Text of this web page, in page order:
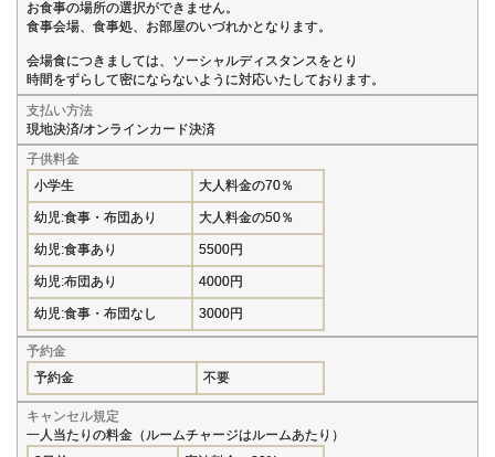
お食事の場所の選択ができません。
食事会場、食事処、お部屋のいづれかとなります。
会場食につきましては、ソーシャルディスタンスをとり
時間をずらして密にならないように対応いたしております。
支払い方法
現地決済/オンラインカード決済
子供料金
小学生
大人料金の70％
幼児:食事・布団あり 大人料金の50％
幼児:食事あり 5500円
幼児:布団あり 4000円
幼児:食事・布団なし 3000円
予約金
予約金
不要
キャンセル規定
一人当たりの料金（ルームチャージはルームあたり）